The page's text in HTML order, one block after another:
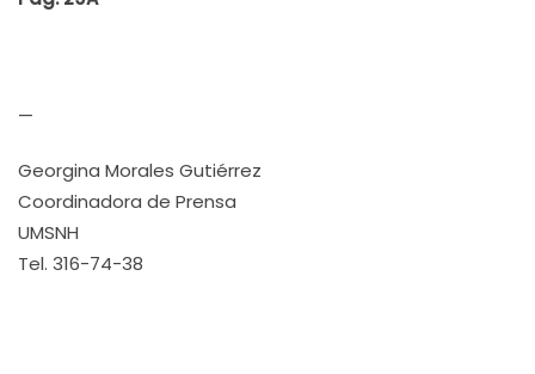
—
Georgina Morales Gutiérrez
Coordinadora de Prensa
UMSNH
Tel. 316-74-38